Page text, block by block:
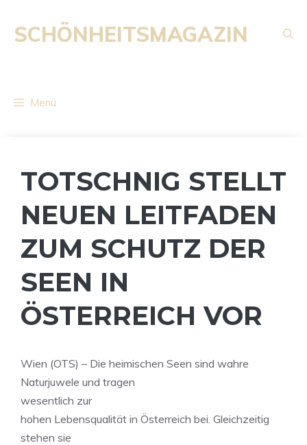
Inhalt
springen
SCHÖNHEITSMAGAZIN
Menü
TOTSCHNIG STELLT
NEUEN LEITFADEN
ZUM SCHUTZ DER
SEEN IN
ÖSTERREICH VOR
Wien (OTS) – Die heimischen Seen sind wahre
Naturjuwele und tragen
wesentlich zur
hohen Lebensqualität in Österreich bei. Gleichzeitig
stehen sie